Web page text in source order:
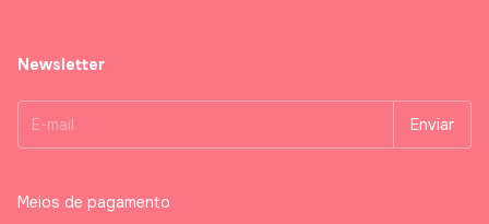
Newsletter
Meios de pagamento